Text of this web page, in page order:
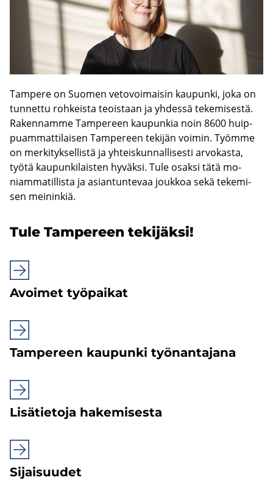
Tam­pe­re on Suo­men ve­to­voi­mai­sin kau­pun­ki, joka on
tun­net­tu roh­keis­ta teois­taan ja yh­des­sä te­ke­mi­ses­tä.
Ra­ken­nam­me Tam­pe­reen kau­pun­kia noin 8600 huip­
puam­mat­ti­lai­sen Tam­pe­reen te­ki­jän voi­min. Työm­me
on mer­ki­tyk­sel­lis­tä ja yh­teis­kun­nal­li­ses­ti ar­vo­kas­ta,
työtä kau­pun­ki­lais­ten hy­väk­si. Tule osak­si tätä mo­
niam­ma­til­lis­ta ja asian­tun­te­vaa jouk­koa sekä te­ke­mi­
sen mei­nin­kiä.
Tule Tam­pe­reen te­ki­jäk­si!
Avoi­met työ­pai­kat
Tam­pe­reen kau­pun­ki työn­antajana
Li­sä­tie­to­ja ha­ke­mi­ses­ta
Si­jai­suu­det